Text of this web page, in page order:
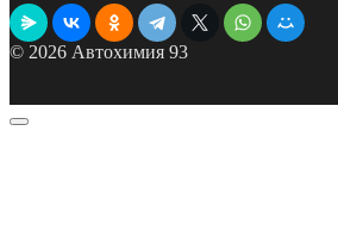
© 2026 Автохимия 93